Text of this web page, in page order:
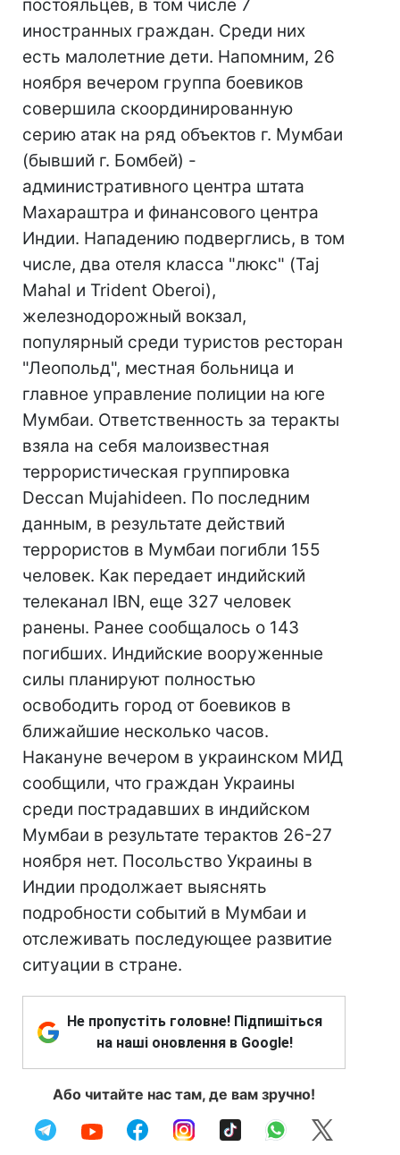
постояльцев, в том числе 7
иностранных граждан. Среди них
есть малолетние дети. Напомним, 26
ноября вечером группа боевиков
совершила скоординированную
серию атак на ряд объектов г. Мумбаи
(бывший г. Бомбей) -
административного центра штата
Махараштра и финансового центра
Индии. Нападению подверглись, в том
числе, два отеля класса "люкс" (Taj
Mahal и Trident Oberoi),
железнодорожный вокзал,
популярный среди туристов ресторан
"Леопольд", местная больница и
главное управление полиции на юге
Мумбаи. Ответственность за теракты
взяла на себя малоизвестная
террористическая группировка
Deccan Mujahideen. По последним
данным, в результате действий
террористов в Мумбаи погибли 155
человек. Как передает индийский
телеканал IBN, еще 327 человек
ранены. Ранее сообщалось о 143
погибших. Индийские вооруженные
силы планируют полностью
освободить город от боевиков в
ближайшие несколько часов.
Накануне вечером в украинском МИД
сообщили, что граждан Украины
среди пострадавших в индийском
Мумбаи в результате терактов 26-27
ноября нет. Посольство Украины в
Индии продолжает выяснять
подробности событий в Мумбаи и
отслеживать последующее развитие
ситуации в стране.
Не пропустіть головне! Підпишіться
на наші оновлення в Google!
Або читайте нас там, де вам зручно!